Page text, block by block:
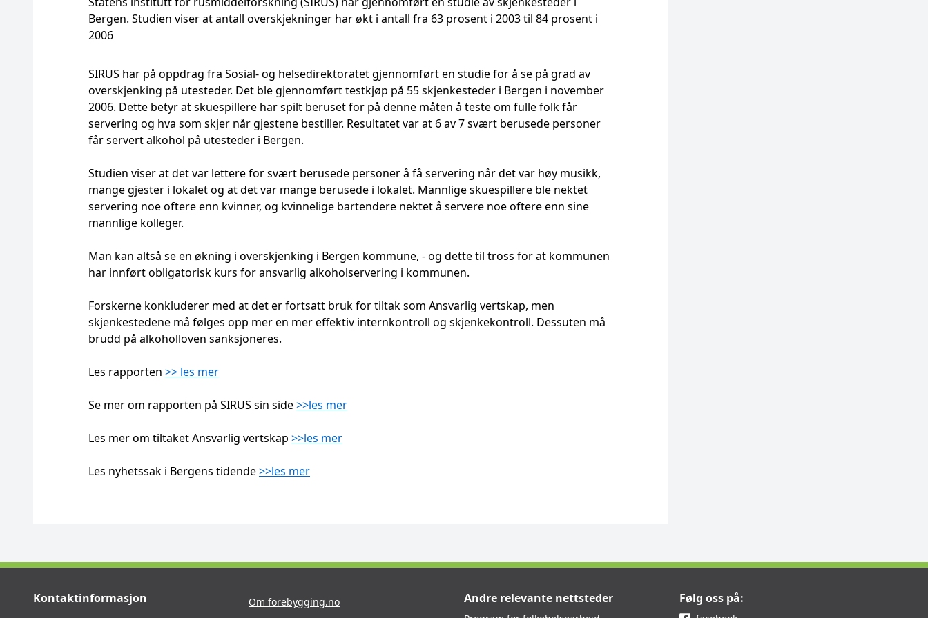
Bergen. Studien viser at antall overskjekninger har økt i antall fra 63 prosent i 2003 til 84 prosent i
2006
SIRUS har på oppdrag fra Sosial- og helsedirektoratet gjennomført en studie for å se på grad av
overskjenking på utesteder. Det ble gjennomført testkjøp på 55 skjenkesteder i Bergen i november
2006. Dette betyr at skuespillere har spilt beruset for på denne måten å teste om fulle folk får
servering og hva som skjer når gjestene bestiller. Resultatet var at 6 av 7 svært berusede personer
får servert alkohol på utesteder i Bergen.
Studien viser at det var lettere for svært berusede personer å få servering når det var høy musikk,
mange gjester i lokalet og at det var mange berusede i lokalet. Mannlige skuespillere ble nektet
servering noe oftere enn kvinner, og kvinnelige bartendere nektet å servere noe oftere enn sine
mannlige kolleger.
Man kan altså se en økning i overskjenking i Bergen kommune, - og dette til tross for at kommunen
har innført obligatorisk kurs for ansvarlig alkoholservering i kommunen.
Forskerne konkluderer med at det er fortsatt bruk for tiltak som Ansvarlig vertskap, men
skjenkestedene må følges opp mer en mer effektiv internkontroll og skjenkekontroll. Dessuten må
brudd på alkoholloven sanksjoneres.
Les rapporten >> les mer
Se mer om rapporten på SIRUS sin side>>les mer
Les mer om tiltaket Ansvarlig vertskap >>les mer
Les nyhetssak i Bergens tidende>>les mer
Kontaktinformasjon Om forebygging.no Andre relevante nettsteder Følg oss på: